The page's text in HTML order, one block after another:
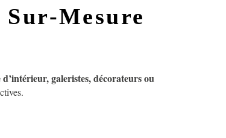
Mesure
galeristes, décorateurs ou